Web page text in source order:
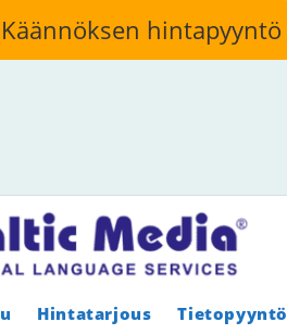
Käännöksen hintapyyntö
Hintatarjous Tietopyyntö